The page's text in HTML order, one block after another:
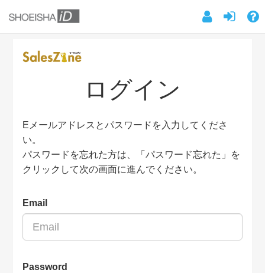
ログイン
Eメールアドレスとパスワードを入力してくださ
い。
パスワードを忘れた方は、「パスワード忘れた」を
クリックして次の画面に進んでください。
Email
Password